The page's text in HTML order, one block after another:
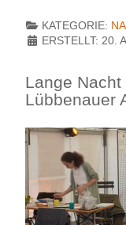
KATEGORIE:
ERSTELLT: 20.
Lange
Lübbenauer